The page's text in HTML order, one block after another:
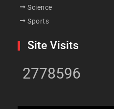
Science
Sports
Site Visits
2778596